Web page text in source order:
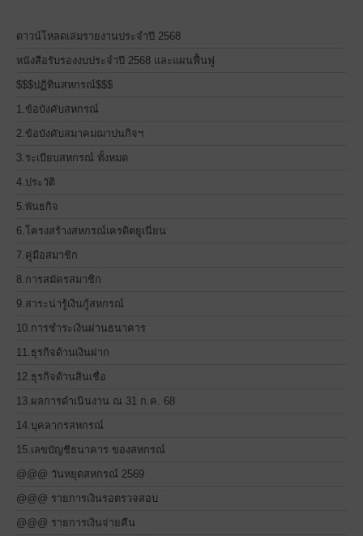
ดาวน์โหลดเล่มรายงานประจำปี 2568
หนังสือรับรองงบประจำปี 2568 และแผนฟื้นฟู
$$$ปฏิทินสหกรณ์$$$
1.ข้อบังคับสหกรณ์
2.ข้อบังคับสมาคมฌาปนกิจฯ
3.ระเบียบสหกรณ์ ทั้งหมด
4.ประวัติ
5.พันธกิจ
6.โครงสร้างสหกรณ์เครดิตยูเนี่ยน
7.คู่มือสมาชิก
8.การสมัครสมาชิก
9.สาระน่ารู้เงินกู้สหกรณ์
10.การชำระเงินผ่านธนาคาร
11.ธุรกิจด้านเงินฝาก
12.ธุรกิจด้านสินเชื่อ
13.ผลการดำเนินงาน ณ 31 ก.ค. 68
14.บุคลากรสหกรณ์
15.เลขบัญชีธนาคาร ของสหกรณ์
@@@ วันหยุดสหกรณ์ 2569
@@@ รายการเงินรอตรวจสอบ
@@@ รายการเงินจ่ายคืน